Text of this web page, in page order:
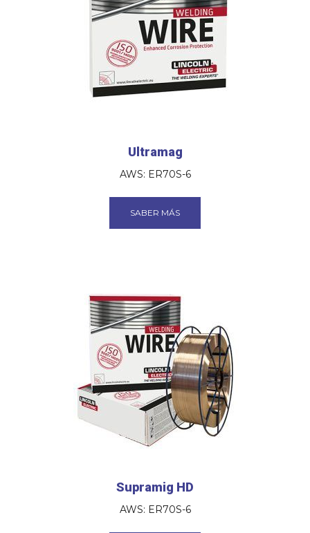
Ultramag
AWS: ER70S-6
SABER MÁS
Supramig HD
AWS: ER70S-6